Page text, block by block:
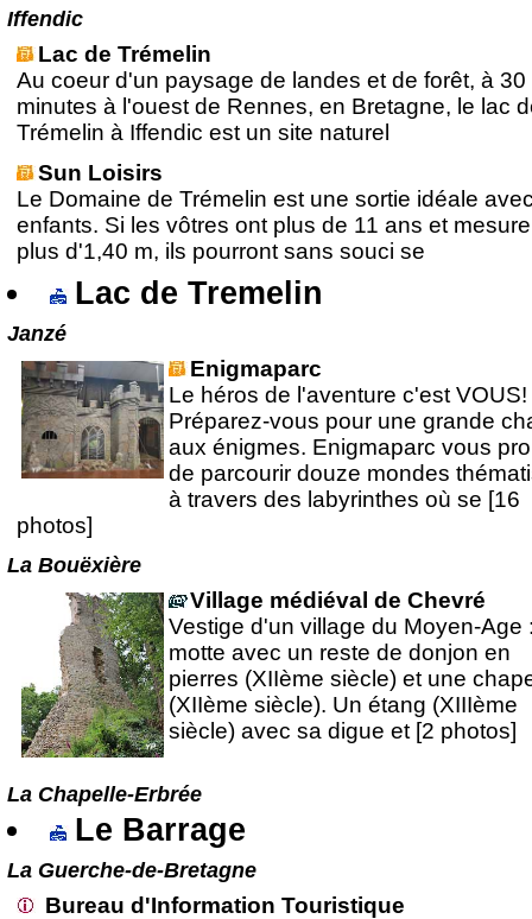
Iffendic
Lac de Trémelin
Au coeur d'un paysage de landes et de forêt, à 30
minutes à l'ouest de Rennes, en Bretagne, le lac
Trémelin à Iffendic est un site naturel
Sun Loisirs
Le Domaine de Trémelin est une sortie idéale
enfants. Si les vôtres ont plus de 11 ans et
plus d'1,40 m, ils pourront sans souci se
Lac de Tremelin
Janzé
Enigmaparc
Le héros de l'aventure c'est VOUS!
Préparez-vous pour une grande
aux énigmes. Enigmaparc vous
de parcourir douze mondes
à travers des labyrinthes où se [16
photos]
La Bouëxière
Village médiéval de Chevré
Vestige d'un village du Moyen-Age
motte avec un reste de donjon en
pierres (XIIème siècle) et une
(XIIème siècle). Un étang (XIIIème
siècle) avec sa digue et [2 photos]
La Chapelle-Erbrée
Le Barrage
La Guerche-de-Bretagne
Bureau d'Information Touristique